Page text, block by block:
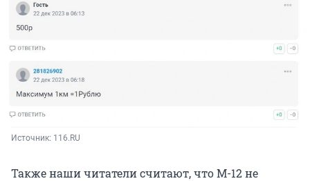
Источник: 116.RU
Также наши читатели считают, что М-12 не